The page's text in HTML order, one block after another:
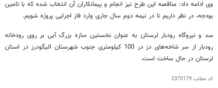
وی ادامه داد: مناقصه این طرح نیز انجام و پیمانکاران آن انتخاب شده که با تامین
بودجه، در نظر داریم تا در نیمه دوم سال‌ جاری وارد فاز اجرایی پروژه شویم.
سد و نیروگاه رودبار لرستان به‌ عنوان نخستین سازه بزرگ آبی بر روی رودخانه
رودبار از سر شاخه‌های دز در 100 کیلومتری جنوب شهرستان الیگودرز در استان
لرستان در حال ساخت است.
کد مطلب2370179